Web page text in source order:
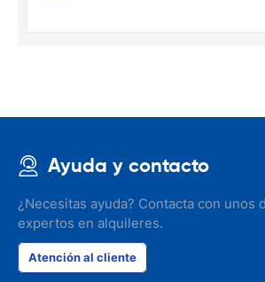
Ayuda y contacto
¿Necesitas ayuda? Contacta con unos
expertos en alquileres.
Atención al cliente